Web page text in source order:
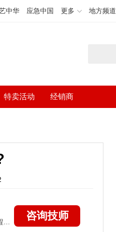
中华 应急中国 更多 地方频道
特卖活动 经销商
咨询技师